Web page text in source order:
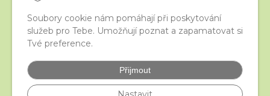
Soubory cookie nám pomáhají při poskytování
služeb pro Tebe. Umožňují poznat a zapamatovat si
Tvé preference.
Přijmout
iStraka
Velkoobchod
Nejčastější otázky
České puncovní značky